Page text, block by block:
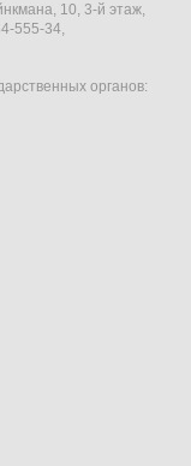
10, 3-й этаж,
555-34,
органов: